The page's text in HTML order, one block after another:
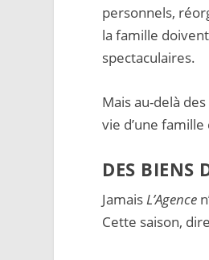
personnels,
la famille
spectaculaires.
Mais au-delà
vie d’une
DES BIENS
JamaisL’Agence
Cette saison,